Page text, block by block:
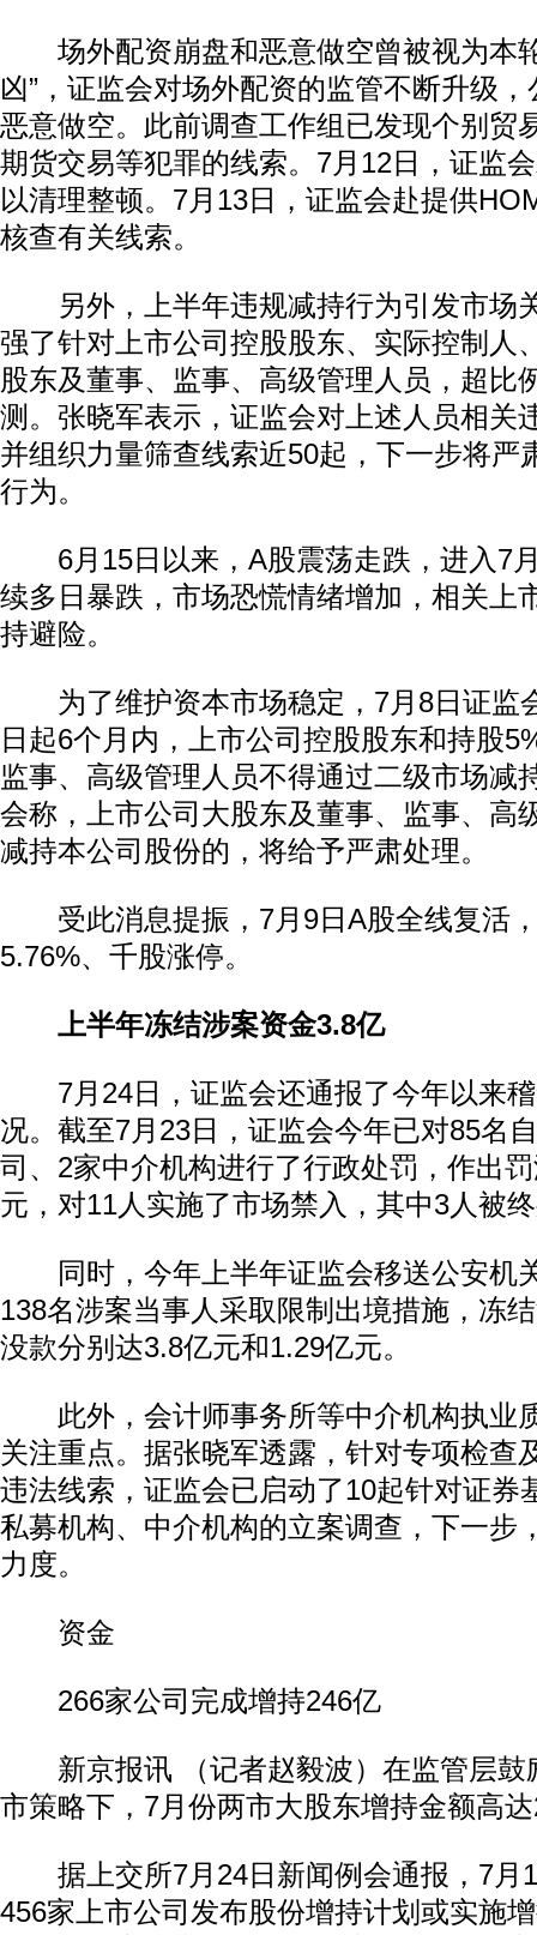
场外配资崩盘和恶意做空曾被视为本
凶”，证监会对场外配资的监管不断升级
恶意做空。此前调查工作组已发现个别贸
期货交易等犯罪的线索。7月12日，证监
以清理整顿。7月13日，证监会赴提供
核查有关线索。
另外，上半年违规减持行为引发市场
强了针对上市公司控股股东、实际控制人
股东及董事、监事、高级管理人员，超比
测。张晓军表示，证监会对上述人员相关
并组织力量筛查线索近50起，下一步将严
行为。
6月15日以来，A股震荡走跌，进入7
续多日暴跌，市场恐慌情绪增加，相关上
持避险。
为了维护资本市场稳定，7月8日证监
日起6个月内，上市公司控股股东和持股
监事、高级管理人员不得通过二级市场减
会称，上市公司大股东及董事、监事、高
减持本公司股份的，将给予严肃处理。
受此消息提振，7月9日A股全线复活
5.76%、千股涨停。
上半年冻结涉案资金3.8亿
7月24日，证监会还通报了今年以来稽
况。截至7月23日，证监会今年已对85名
司、2家中介机构进行了行政处罚，作出
元，对11人实施了市场禁入，其中3人被
同时，今年上半年证监会移送公安机
138名涉案当事人采取限制出境措施，冻
没款分别达3.8亿元和1.29亿元。
此外，会计师事务所等中介机构执业
关注重点。据张晓军透露，针对专项检查
违法线索，证监会已启动了10起针对证券
私募机构、中介机构的立案调查，下一步
力度。
资金
266家公司完成增持246亿
新京报讯 （记者赵毅波）在监管层鼓
市策略下，7月份两市大股东增持金额高
据上交所7月24日新闻例会通报，7月1
456家上市公司发布股份增持计划或实施
动物系恋人啊 | 钟欣潼体验爱情哲学 南